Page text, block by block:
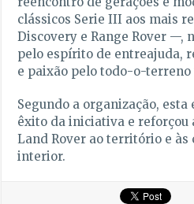
clássicos Serie III aos mais
Discovery e Range Rover —,
pelo espírito de entreajuda,
e paixão pelo todo-o-
Segundo a organização, esta
êxito da iniciativa e reforçou
Land Rover ao território e às
interior.